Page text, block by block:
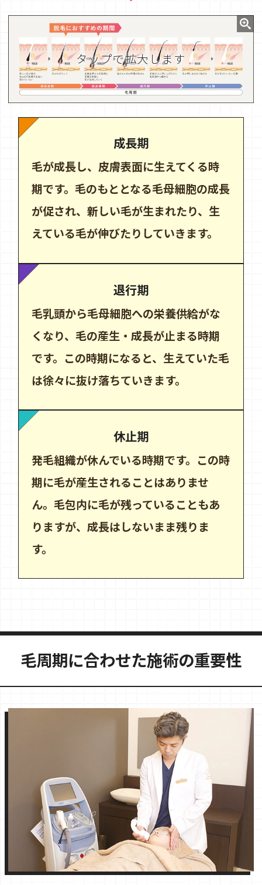
成長期
毛が成長し、皮膚表面に生えてくる時
期です。毛のもととなる毛母細胞の成長
が促され、新しい毛が生まれたり、生
えている毛が伸びたりしていきます。
退行期
毛乳頭から毛母細胞への栄養供給がな
くなり、毛の産生・成長が止まる時期
です。この時期になると、生えていた毛
は徐々に抜け落ちていきます。
休止期
発毛組織が休んでいる時期です。この時
期に毛が産生されることはありませ
ん。毛包内に毛が残っていることもあ
りますが、成長はしないまま残りま
す。
毛周期に合わせた施術の重要性